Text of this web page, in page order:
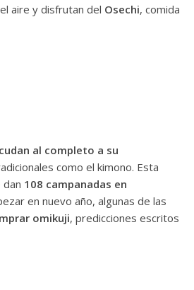
aire y disfrutan del Osechi, comida
al completo a su
como el kimono. Esta
108 campanadas en
en nuevo año, algunas de las
omikuji, predicciones escritos